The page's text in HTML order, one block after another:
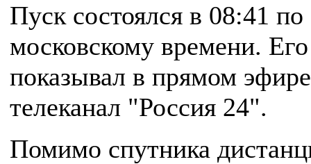
Пуск состоялся в 08:41 по
московскому времени. Его
показывал в прямом эфире
телеканал "Россия 24".
Помимо спутника